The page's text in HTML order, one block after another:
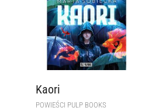
Kaori
POWIEŚCI PULP BOOKS